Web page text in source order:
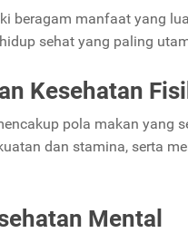
beragam manfaat yang
sehat yang paling
Kesehatan
pola makan yang
dan stamina, serta
Mental